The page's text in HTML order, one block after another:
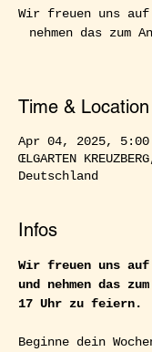
Wir freuen uns auf
nehmen das zum
Time & Location
Apr 04, 2025, 5:00
​ŒLGARTEN
Deutschland
Infos
Wir freuen uns auf
und nehmen das
17 Uhr zu feiern.
Beginne dein